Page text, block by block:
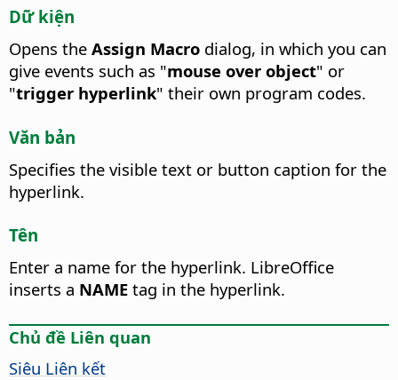
Dữ kiện
Opens the Assign Macro dialog, in which you can
give events such as "mouse over object" or
"trigger hyperlink" their own program codes.
Văn bản
Specifies the visible text or button caption for the
hyperlink.
Tên
Enter a name for the hyperlink. LibreOffice
inserts a NAME tag in the hyperlink.
Chủ đề Liên quan
Siêu Liên kết